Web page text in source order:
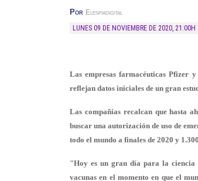
Por Elespiadigital
LUNES 09 DE NOVIEMBRE DE 2020, 21:00H
Las empresas farmacéuticas Pfizer
reflejan datos iniciales de un gran
Las compañías recalcan que hasta
buscar una autorización de uso de
todo el mundo a finales de 2020 y
"Hoy es un gran día para la ciencia
vacunas en el momento en que el